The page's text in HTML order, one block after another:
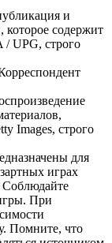
и
которое содержит
UPG, строго
Images, строго
для
играх
Соблюдайте
При
Помните, что